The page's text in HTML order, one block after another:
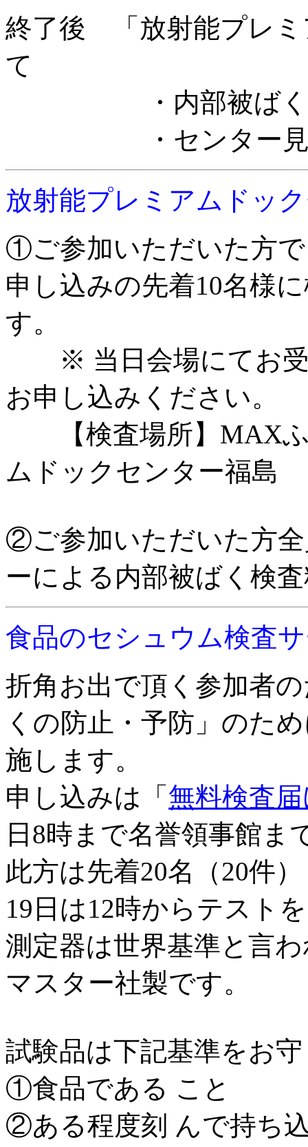
終了後 「放射能プレミ
て
・内部被ばく検査
・センター見学
放射能プレミアムドッ
①ご参加いただいた方
申し込みの先着10名様
す。
※ 当日会場にてお受
お申し込みください。
【検査場所】MAXふ
ムドックセンター福島
②ご参加いただいた方
ーによる内部被ばく検
食品のセシュウム検査
折角お出で頂く参加者
くの防止・予防」のた
施します。
申し込みは「 無料検査
日8時まで名誉領事館ま
此方は先着20名（20件
19日は12時からテスト
測定器は世界基準と言
マスター社製です。
試験品は下記基準をお
①食品である こと
②ある程度刻 んで持ち